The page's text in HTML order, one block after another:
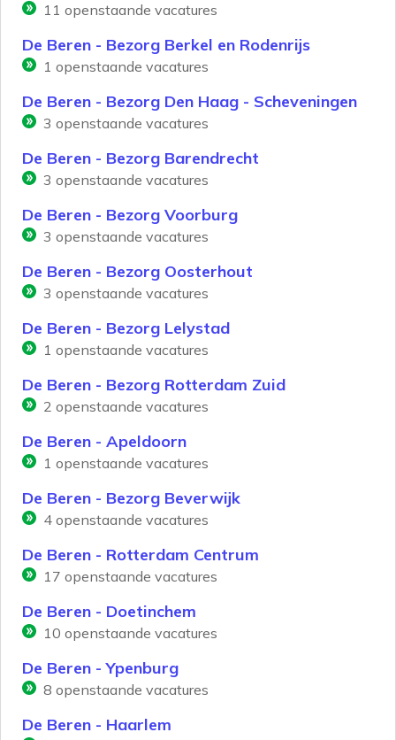
11 openstaande vacatures
De Beren - Bezorg Berkel en Rodenrijs
1 openstaande vacatures
De Beren - Bezorg Den Haag - Scheveningen
3 openstaande vacatures
De Beren - Bezorg Barendrecht
3 openstaande vacatures
De Beren - Bezorg Voorburg
3 openstaande vacatures
De Beren - Bezorg Oosterhout
3 openstaande vacatures
De Beren - Bezorg Lelystad
1 openstaande vacatures
De Beren - Bezorg Rotterdam Zuid
2 openstaande vacatures
De Beren - Apeldoorn
1 openstaande vacatures
De Beren - Bezorg Beverwijk
4 openstaande vacatures
De Beren - Rotterdam Centrum
17 openstaande vacatures
De Beren - Doetinchem
10 openstaande vacatures
De Beren - Ypenburg
8 openstaande vacatures
De Beren - Haarlem